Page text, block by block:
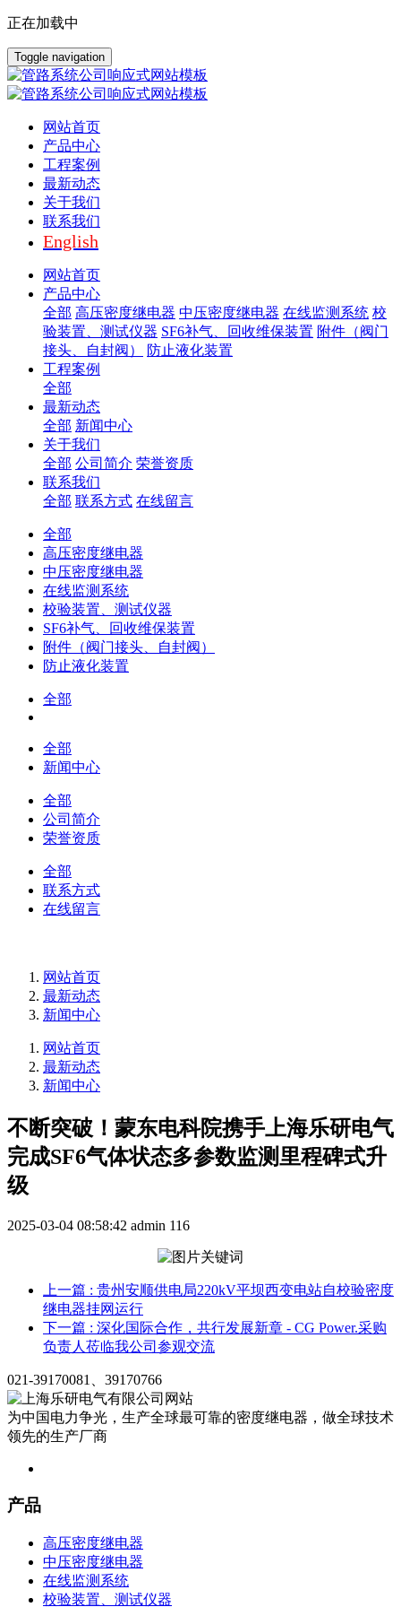
正在加载中
Toggle navigation
网站首页
产品中心
工程案例
最新动态
关于我们
联系我们
English
网站首页
产品中心
全部 高压密度继电器 中压密度继电器 在线监测系统 校
验装置、测试仪器 SF6补气、回收维保装置 附件（阀门
接头、自封阀）
防止液化装置
工程案例
全部
最新动态
全部 新闻中心
关于我们
全部 公司简介 荣誉资质
联系我们
全部 联系方式 在线留言
全部
高压密度继电器
中压密度继电器
在线监测系统
校验装置、测试仪器
SF6补气、回收维保装置
附件（阀门接头、自封阀）
防止液化装置
全部
全部
新闻中心
全部
公司简介
荣誉资质
全部
联系方式
在线留言
网站首页
最新动态
新闻中心
网站首页
最新动态
新闻中心
不断突破！蒙东电科院携手上海乐研电气
完成SF6气体状态多参数监测里程碑式升
级
2025-03-04 08:58:42 admin 116
上一篇 : 贵州安顺供电局220kV平坝西变电站自校验密度
继电器挂网运行
下一篇 : 深化国际合作，共行发展新章 - CG Power.采购
负责人莅临我公司参观交流
021-39170081、39170766
为中国电力争光，生产全球最可靠的密度继电器，做全球技术
领先的生产厂商
产品
高压密度继电器
中压密度继电器
在线监测系统
校验装置、测试仪器